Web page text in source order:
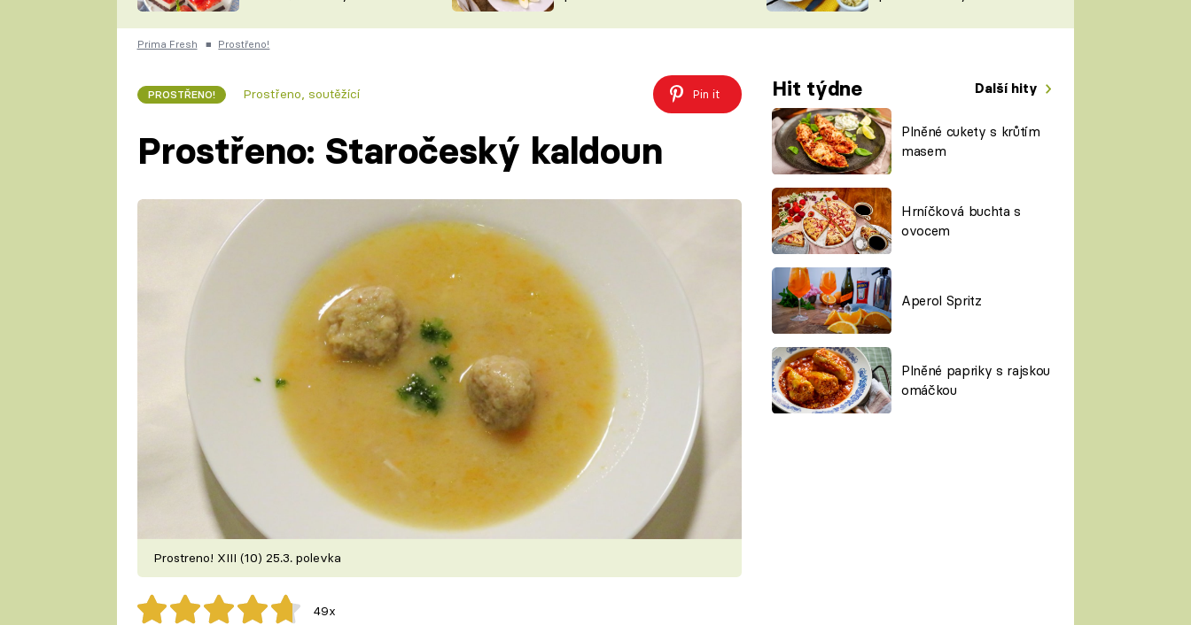
ČESKO NA TALÍŘI
KUCHAŘKA
VYCHYTÁVKY
ŠÉFREDAKTORKY
ČASOPIS
Prima Fresh ■ Prostřeno!
PROSTŘENO! Prostřeno, soutěžící Pin it Hit týdne Další hity
Plněné cukety s krůtím
masem
Hrníčková buchta s
ovocem
Aperol Spritz
Plněné papriky s rajskou
omáčkou
Prostřeno: Staročeský kaldoun
Prostreno! XIII (10) 25.3. polevka
49x